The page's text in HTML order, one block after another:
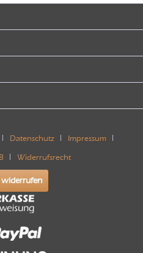
Datenschutz Impressum
Widerrufsrecht